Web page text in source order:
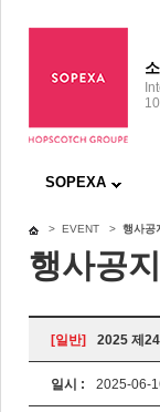
SOPEXA
> EVENT > 행사공
행사공지
[일반] 2025 제
일시 : 2025-06-